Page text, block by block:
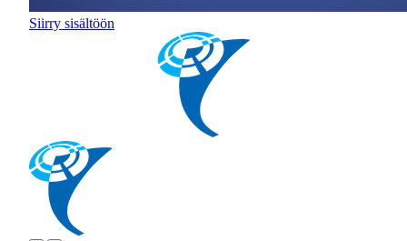
Siirry sisältöön